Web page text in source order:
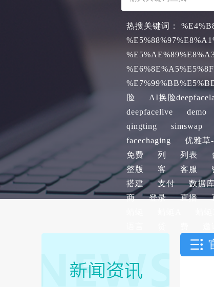
热搜关键词：
脸
AI换脸
deepfacelive
demo
qingting
simswap
facechaging
优雅草
免费
列 列表
整版
客 客服
搭建
支付 数据库
商
登录 直播